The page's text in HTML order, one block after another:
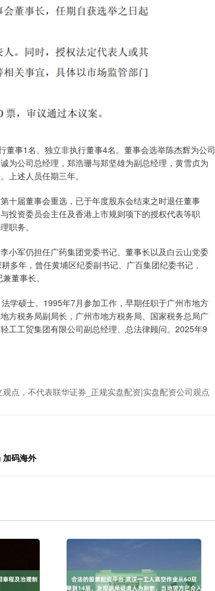
事1名、独立非执行董事4名。董事会选举陈杰辉为公司
为公司总经理，郑浩珊与郑坚雄为副总经理，黄雪贞为
上述人员任期三年。
十届董事会重选，已于年度股东会结束之时退任董事
投资委员会主任及香港上市规则项下的授权代表等职
职务。
小军仍担任广药集团党委书记、董事长以及白云山党委
多年，曾任黄埔区纪委副书记、广百集团纪委书记，
董事长。
学硕士。1995年7月参加工作，早期任职于广州市地方
方税务局副局长，广州市地方税务局、国家税务总局广
工工贸集团有限公司副总经理、总法律顾问。2025年9
点，不代表联华证券_正规实盘配资|实盘配资公司观点
加码海外